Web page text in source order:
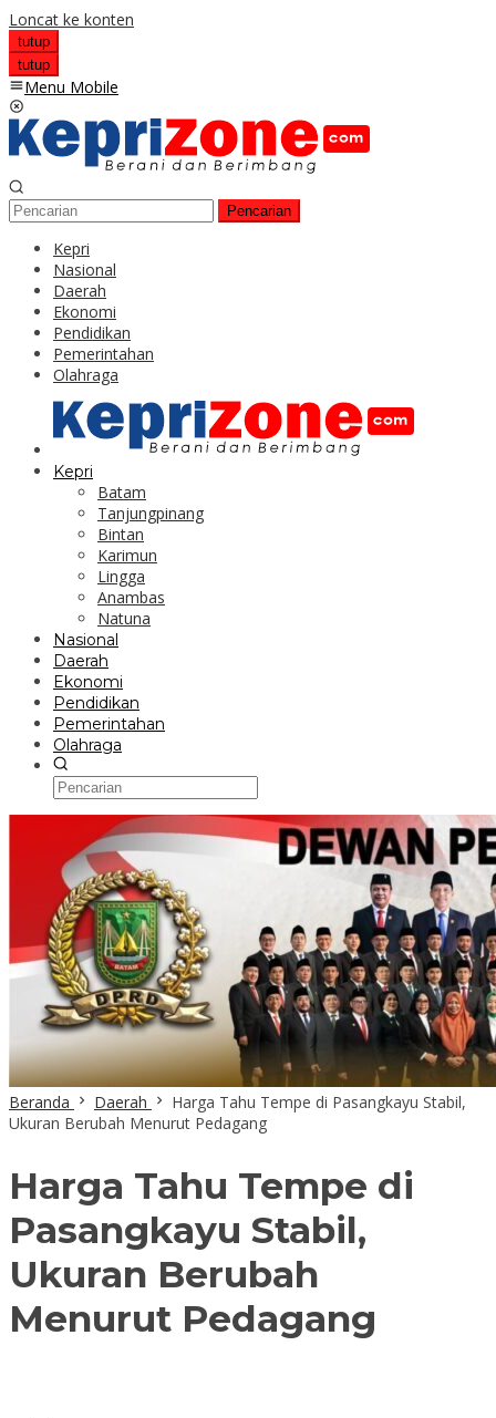
Loncat ke konten
tutup
tutup
Menu Mobile
Pencarian
Kepri
Nasional
Daerah
Ekonomi
Pendidikan
Pemerintahan
Olahraga
Kepri
Batam
Tanjungpinang
Bintan
Karimun
Lingga
Anambas
Natuna
Nasional
Daerah
Ekonomi
Pendidikan
Pemerintahan
Olahraga
Beranda Daerah
Harga Tahu Tempe di Pasangkayu Stabil,
Ukuran Berubah Menurut Pedagang
Harga Tahu Tempe di
Pasangkayu Stabil,
Ukuran Berubah
Menurut Pedagang